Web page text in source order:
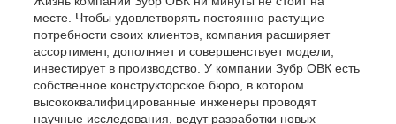
месте. Чтобы удовлетворять постоянно растущие
потребности своих клиентов, компания расширяет
ассортимент, дополняет и совершенствует модели,
инвестирует в производство. У компании Зубр ОВК есть
собственное конструкторское бюро, в котором
высококвалифицированные инженеры проводят
научные исследования, ведут разработки новых